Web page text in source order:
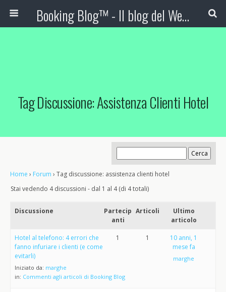
Booking Blog™ - Il blog del Web Marketing Turistico
Tag Discussione: Assistenza Clienti Hotel
Home › Forum › Tag discussione: assistenza clienti hotel
Stai vedendo 4 discussioni - dal 1 al 4 (di 4 totali)
Discussione
Partecip
anti
Articoli
Ultimo
articolo
Hotel al telefono: 4 errori che
fanno infuriare i clienti (e come
evitarli)
Iniziato da: marghe
in: Commenti agli articoli di Booking Blog
1 1
10 anni, 1
mese fa
marghe